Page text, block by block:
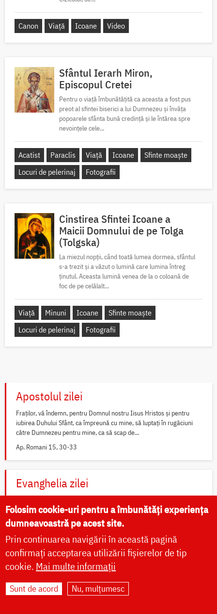
Canon Viață Icoane Video
Sfântul Ierarh Miron,
Episcopul Cretei
Pentru o viață îmbunătățită ca aceasta a fost pus
preot al sfintei biserici a lui Dumnezeu și învăța
popoarele sfânta bună credință și le întărea spre
nevoințele cele...
Acatist Paraclis Viață Icoane
Sfinte moaște
Locuri de pelerinaj
Fotografii
Cinstirea Sfintei Icoane a
Maicii Domnului de pe Tolga
(Tolgska)
La miezul nopții, când toată lumea dormea, sfântul
s-a trezit și a văzut o lumină care lumina întreg
ținutul. Aceasta lumină venea de la o coloană de
foc de pe celălalt...
Viață Minuni Icoane
Sfinte moaște
Locuri de pelerinaj
Fotografii
Apostolul zilei
Fraților, vă îndemn, pentru Domnul nostru Iisus Hristos și pentru
iubirea Duhului Sfânt, ca împreună cu mine, să luptați în rugăciuni
către Dumnezeu pentru mine, ca să scap de...
Ap. Romani 15, 30-33
Evanghelia zilei
templu) și i-au zis: Învățătorul vostru nu plătește darea? Ba da! – a
zis el. Dar intrând...
Ev. Matei 17, 24-27; 18, 1-4
Widget Calendar Doxologia
Folosim cookie-uri pentru a îmbunătăți experiența
dumneavoastră pe acest site.
Prin continuarea navigării în această pagină
confirmați acceptarea utilizării fișierelor de tip
cookie. Mai multe informații
Sunt de acord Nu, mulțumesc